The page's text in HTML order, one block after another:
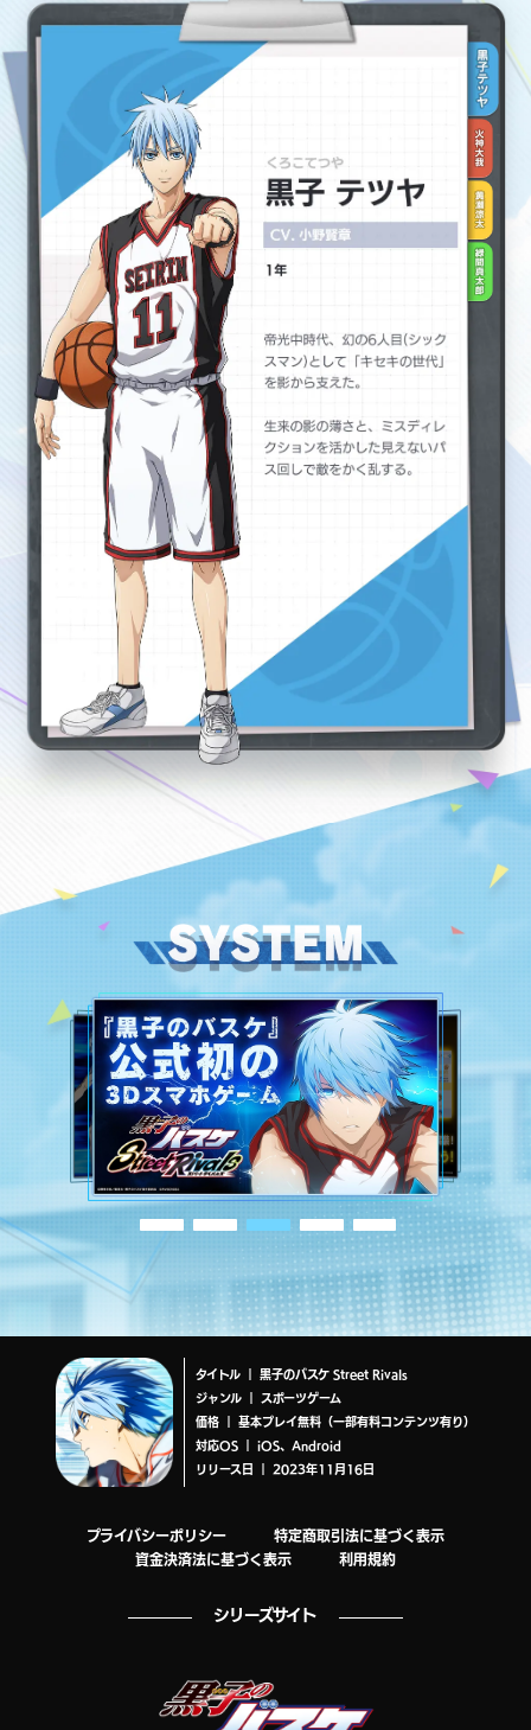
タイトル ｜ 黒子のバスケ Street Rivals
ジャンル ｜ スポーツゲーム
価格 ｜ 基本プレイ無料（一部有料コンテンツ有り）
対応OS ｜ iOS、Android
リリース日 ｜ 2023年11月16日
プライバシーポリシー
特定商取引法に基づく表示
資金決済法に基づく表示
利用規約
シリーズサイト